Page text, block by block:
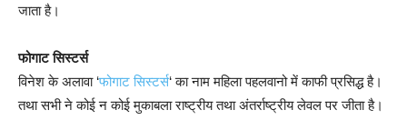
जाता है।
फोगाट सिस्टर्स
विनेश के अलावा ‘फोगाट सिस्टर्स‘ का नाम महिला पहलवानो में काफी प्रसिद्ध है।
तथा सभी ने कोई न कोई मुकाबला राष्ट्रीय तथा अंतर्राष्ट्रीय लेवल पर जीता है।